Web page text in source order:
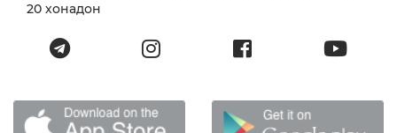
20 хонадон